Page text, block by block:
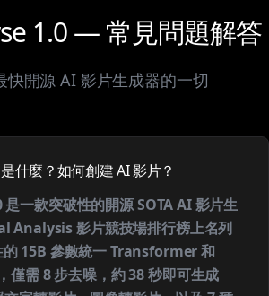
1.0 — 常見問題解答
快開源 AI 影片生成器的一切
什麼？如何創建 AI 影片？
一款突破性的開源 SOTA AI 影片生
Analysis 影片競技場排行榜上名列
的 15B 參數統一 Transformer 和
僅需 8 步去噪，約 38 秒即可生成